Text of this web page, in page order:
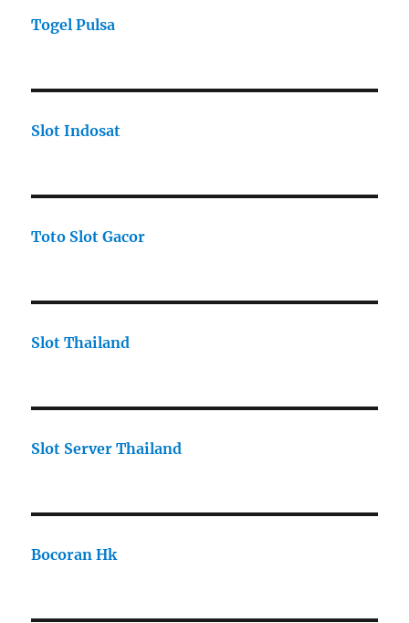
Togel Pulsa
Slot Indosat
Toto Slot Gacor
Slot Thailand
Slot Server Thailand
Bocoran Hk